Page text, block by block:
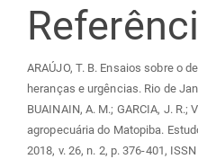
ARAÚJO, T. B. Ensaios sobre o
heranças e urgências. Rio de
BUAINAIN, A. M.; GARCIA, J. R.;
agropecuária do Matopiba.
2018, v. 26, n. 2, p. 376-401,